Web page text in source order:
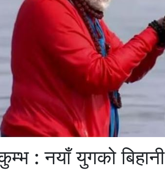
: नयाँ युगको बिहानी